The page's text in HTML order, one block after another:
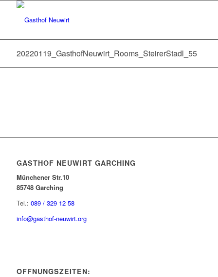
20220119_GasthofNeuwirt_Rooms_SteirerStadl_55
GASTHOF NEUWIRT GARCHING
Münchener Str.10
85748 Garching
Tel.: 089 / 329 12 58
info@gasthof-neuwirt.org
ÖFFNUNGSZEITEN: